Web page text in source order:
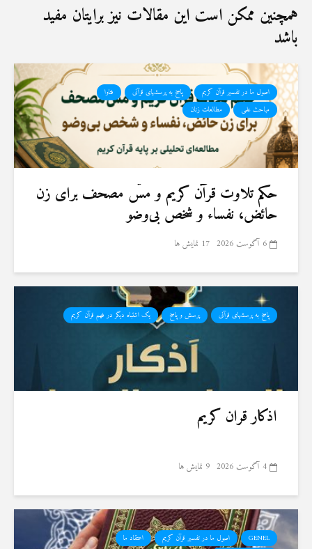
همچنین ممکن است این مقالات نیز برایتان مفید
باشد
اصول ما در تفسیر قرآن کریم پاسخ به پرسشهای قرآنی
فتاوا
مباحث علمی
مطالعات زنان
حكم تلاوت قرآن كريم و مسّ مصحف برای زن
حائض، نفساء و شخص بی‌وضو
6 آگوست 2026 17 نمایش ها
پاسخ به پرسشهای قرآنی پرسش و پاسخ یک اشتباه دیگر در فهم قرآن کریم
اذکار قران کریم
4 آگوست 2026 9 نمایش ها
GENEL اصول ما در تفسیر قرآن کریم
اعتقاد ما